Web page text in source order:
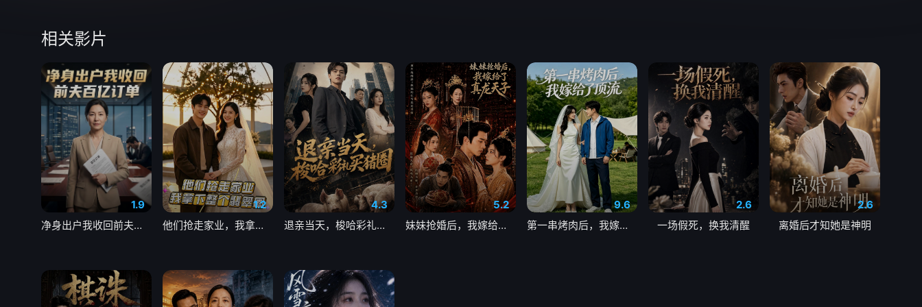
相关影片
1.9
净身出户我收回前夫百亿订单
1.2
他们抢走家业，我拿下整个翡翠圈
4.3
退亲当天，梭哈彩礼买猪圈
5.2
妹妹抢婚后，我嫁给了真龙天子
9.6
第一串烤肉后，我嫁给了顶流
2.6
一场假死，换我清醒
2.6
离婚后才知她是神明